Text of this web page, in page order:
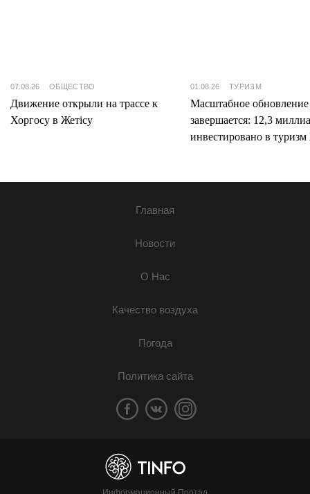
07.08.26 ОБЩЕСТВО
Движение открыли на трассе к
Хоргосу в Жетісу
01.08.26 ТУРИЗМ
Масштабное
завершается: 12,3
инвестировано в туризм
Главная
Новости
О Нас
Качество воздуха
Погода
Политика сайта